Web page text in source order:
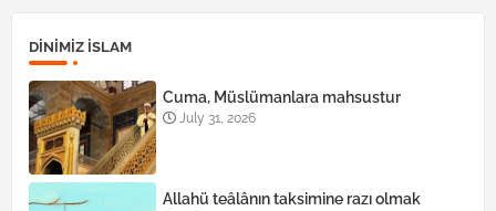
DINIMIZ ISLAM
Cuma, Müslümanlara mahsustur
July 31, 2026
Allahü teâlânın taksimine razı olmak